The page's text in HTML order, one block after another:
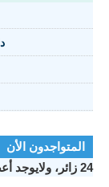
المتواجدون الأن
24 زائر، ولايوجد أعضاء داخل الموقع